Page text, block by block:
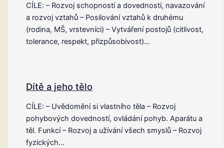
CÍLE: – Rozvoj schopností a dovedností, navazování
a rozvoj vztahů – Posilování vztahů k druhému
(rodina, MŠ, vrstevníci) – Vytváření postojů (citlivost,
tolerance, respekt, přizpůsobivost)…
Dítě a jeho tělo
CÍLE: – Uvědomění si vlastního těla – Rozvoj
pohybových dovedností, ovládání pohyb. Aparátu a
těl. Funkcí – Rozvoj a užívání všech smyslů – Rozvoj
fyzických…